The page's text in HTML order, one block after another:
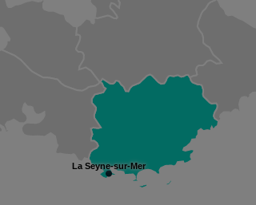
La Seyne-sur-Mer